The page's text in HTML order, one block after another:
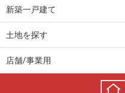
新築一戸建て
土地を探す
店舗/事業用